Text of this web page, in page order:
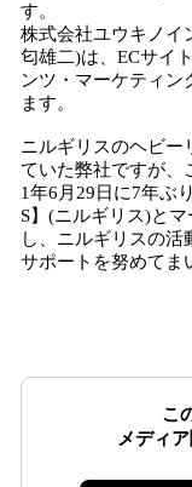
す。
株式会社ユウキノイ
匂雄二)は、ECサイ
ンツ・マーケティン
ます。
ニルギリスのヘビー
ていた弊社ですが、
1年6月29日に7年ぶ
S】(ニルギリス)と
し、ニルギリスの活
サポートを努めてま
こ
メディ